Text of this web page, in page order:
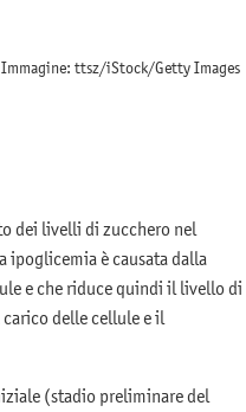
ttsz/iStock/Getty Images
dei livelli di zucchero nel
ipoglicemia è causata dalla
e che riduce quindi il livello di
delle cellule e il
(stadio preliminare del